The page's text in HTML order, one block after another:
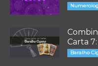
Carta
Baralho